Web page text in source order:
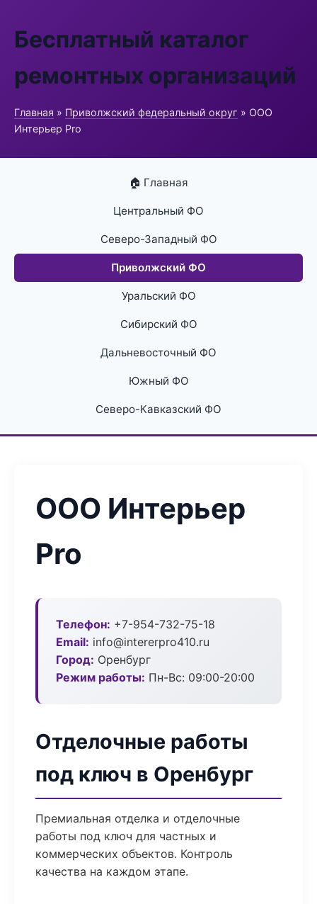
Бесплатный каталог
ремонтных организаций
Главная » Приволжский федеральный округ » ООО
Интерьер Pro
🏠 Главная
Центральный ФО
Северо-Западный ФО
Приволжский ФО
Уральский ФО
Сибирский ФО
Дальневосточный ФО
Южный ФО
Северо-Кавказский ФО
ООО Интерьер
Pro
Телефон: +7-954-732-75-18
Email: info@intererpro410.ru
Город: Оренбург
Режим работы: Пн-Вс: 09:00-20:00
Отделочные работы
под ключ в Оренбург
Премиальная отделка и отделочные
работы под ключ для частных и
коммерческих объектов. Контроль
качества на каждом этапе.